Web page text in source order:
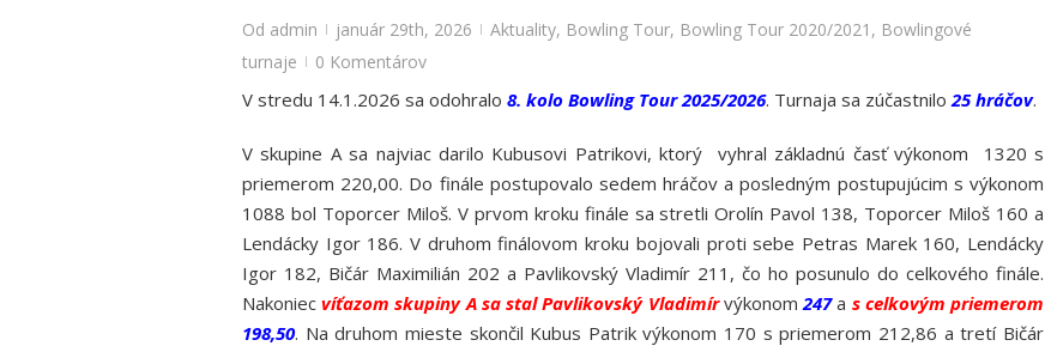
Od admin | január 29th, 2026 | Aktuality, Bowling Tour, Bowling Tour 2020/2021 , Bowlingové
turnaje
| 0 Komentárov
V stredu 14.1.2026 sa odohralo 8. kolo Bowling Tour 2025/2026. Turnaja sa zúčastnilo 25 hráčov.
V skupine A sa najviac darilo Kubusovi Patrikovi, ktorý vyhral základnú časť výkonom 1320 s
priemerom 220,00. Do finále postupovalo sedem hráčov a posledným postupujúcim s výkonom
1088 bol Toporcer Miloš. V prvom kroku finále sa stretli Orolín Pavol 138, Toporcer Miloš 160 a
Lendácky Igor 186. V druhom finálovom kroku bojovali proti sebe Petras Marek 160, Lendácky
Igor 182, Bičár Maximilián 202 a Pavlikovský Vladimír 211, čo ho posunulo do celkového finále.
Nakoniecvíťazom skupiny A sa stal Pavlikovský Vladimírvýkonom247a s celkovým priemerom
198,50. Na druhom mieste skončil Kubus Patrik výkonom 170 s priemerom 212,86 a tretí Bičár